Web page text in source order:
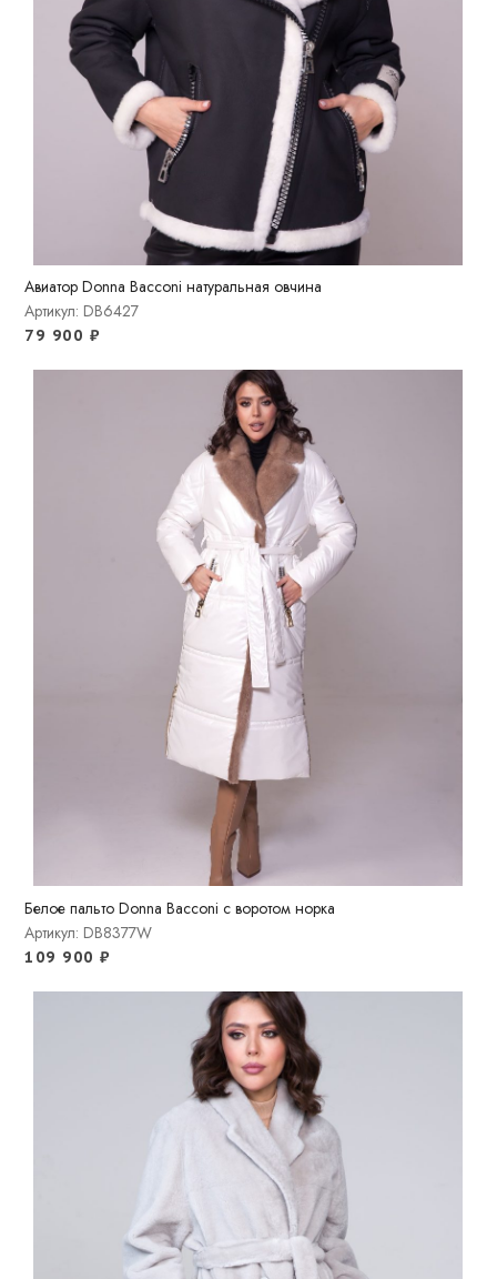
Авиатор Donna Bacconi натуральная овчина
Артикул: DB6427
79 900 ₽
Белое пальто Donna Bacconi с воротом норка
Артикул: DB8377W
109 900₽